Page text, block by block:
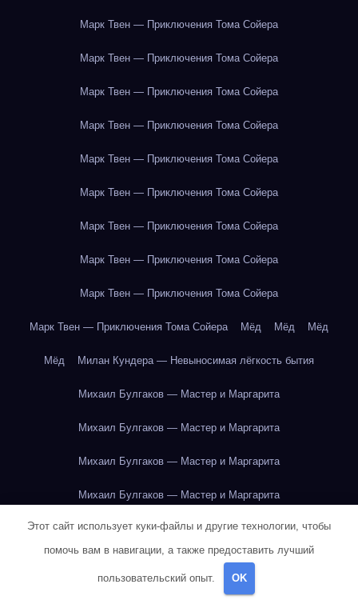
Марк Твен — Приключения Тома Сойера
Марк Твен — Приключения Тома Сойера
Марк Твен — Приключения Тома Сойера
Марк Твен — Приключения Тома Сойера
Марк Твен — Приключения Тома Сойера
Марк Твен — Приключения Тома Сойера
Марк Твен — Приключения Тома Сойера
Марк Твен — Приключения Тома Сойера
Марк Твен — Приключения Тома Сойера
Марк Твен — Приключения Тома Сойера Мёд Мёд Мёд
Мёд Милан Кундера — Невыносимая лёгкость бытия
Михаил Булгаков — Мастер и Маргарита
Михаил Булгаков — Мастер и Маргарита
Михаил Булгаков — Мастер и Маргарита
Михаил Булгаков — Мастер и Маргарита
Михаил Булгаков — Мастер и Маргарита
Михаил Булгаков — Мастер и Маргарита
Михаил Булгаков — Мастер и Маргарита
Этот сайт использует куки-файлы и другие технологии, чтобы
помочь вам в навигации, а также предоставить лучший
пользовательский опыт. OK